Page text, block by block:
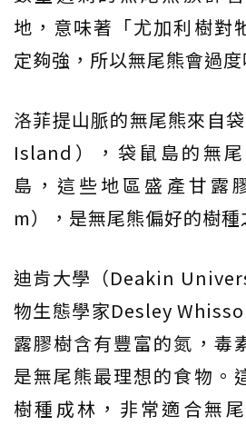
地，意味著「尤加利樹對
定夠強，所以無尾熊會過度
洛菲提山脈的無尾熊來自
Island），袋鼠島的無
島，這些地區盛產甘露
m），是無尾熊偏好的樹種
迪肯大學（Deakin
物生態學家Desley
露膠樹含有豐富的氮，毒
是無尾熊最理想的食物。
樹種成林，非常適合無